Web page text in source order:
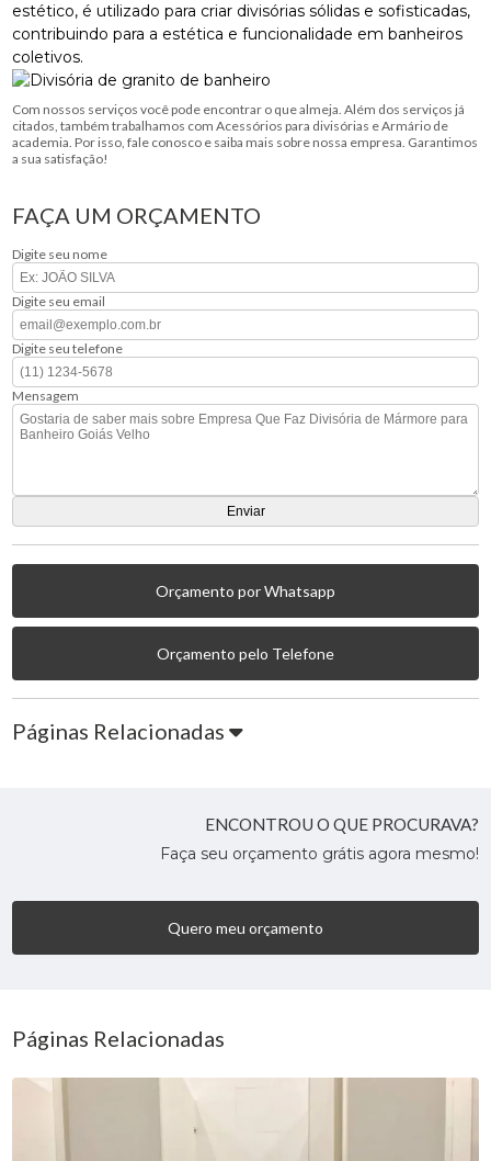
estético, é utilizado para criar divisórias sólidas e sofisticadas,
contribuindo para a estética e funcionalidade em banheiros
coletivos.
Com nossos serviços você pode encontrar o que almeja. Além dos serviços já
citados, também trabalhamos com Acessórios para divisórias e Armário de
academia. Por isso, fale conosco e saiba mais sobre nossa empresa. Garantimos
a sua satisfação!
FAÇA UM ORÇAMENTO
Digite seu nome
Digite seu email
Digite seu telefone
Mensagem
Orçamento por Whatsapp
Orçamento pelo Telefone
Páginas Relacionadas
ENCONTROU O QUE PROCURAVA?
Faça seu orçamento grátis agora mesmo!
Quero meu orçamento
Páginas Relacionadas